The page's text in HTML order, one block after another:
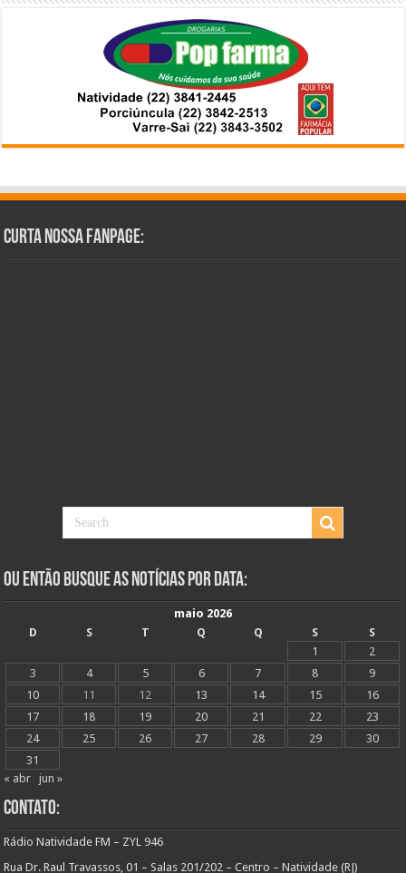
Curta Nossa Fanpage:
Ou Então Busque as Notícias Por Data:
maio 2026
D
S T Q Q S
S
1
2
3
4 5 6 7 8
9
10
11 12 13 14 15
16
17
18 19 20 21 22
23
24
25 26 27 28 29
30
31
« abr
jun »
Contato:
Rádio Natividade FM – ZYL 946
Rua Dr. Raul Travassos, 01 – Salas 201/202 – Centro – Natividade (RJ)